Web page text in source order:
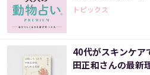
トピックス
40代がスキンケア
田正和さんの最新